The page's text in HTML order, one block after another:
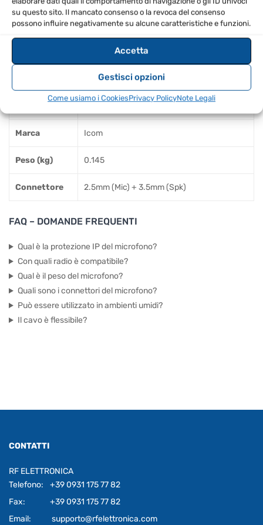
su questo sito. Il mancato consenso o la revoca del consenso
possono influire negativamente su alcune caratteristiche e funzioni.
Accetta
Gestisci opzioni
Come usiamo i CookiesPrivacy PolicyNote Legali
prolungarne la durata.
Pulire regolarmente il microfono per mantenere la
qualità del suono.
SPECIFICHE TECNICHE
Compatibilità
IC-T10, IC-F29SDR/SR2/SR/DR3, IC-
Marca Icom
Peso (kg) 0.145
Connettore 2.5mm (Mic) + 3.5mm (Spk)
FAQ – DOMANDE FREQUENTI
Qual è la protezione IP del microfono?
Con quali radio è compatibile?
Qual è il peso del microfono?
Quali sono i connettori del microfono?
Può essere utilizzato in ambienti umidi?
Il cavo è flessibile?
CONTATTI
RF ELETTRONICA
Telefono:
+39 0931 175 77 82
Fax:
+39 0931 175 77 82
Email:
supporto@rfelettronica.com